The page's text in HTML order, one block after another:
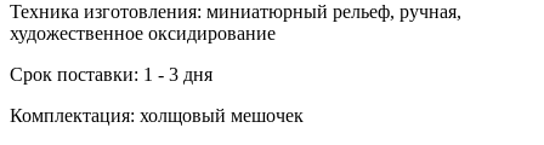
Техника изготовления: миниатюрный рельеф, ручная,
художественное оксидирование
Срок поставки: 1 - 3 дня
Комплектация: холщовый мешочек